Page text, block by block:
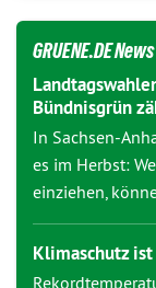
GRUENE.DE News
Bündnisgrün
In Sachsen-
es im Herbst:
einziehen,
Klimaschutz